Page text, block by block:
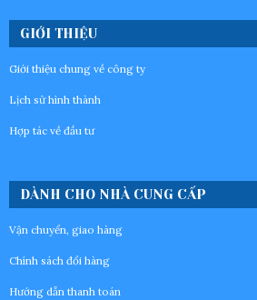
GIỚI THIỆU
Giới thiệu chung về công ty
Lịch sử hình thành
Hợp tác về đầu tư
DÀNH CHO NHÀ CUNG CẤP
Vận chuyển, giao hàng
Chính sách đổi hàng
Hướng dẫn thanh toán